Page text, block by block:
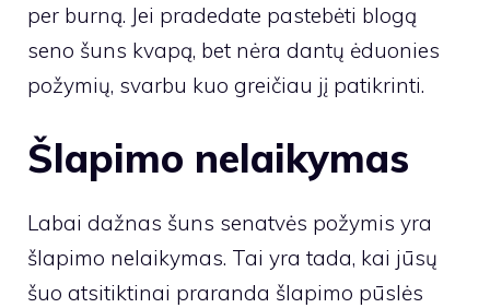
per burną. Jei pradedate pastebėti blogą
seno šuns kvapą, bet nėra dantų ėduonies
požymių, svarbu kuo greičiau jį patikrinti.
Šlapimo nelaikymas
Labai dažnas šuns senatvės požymis yra
šlapimo nelaikymas. Tai yra tada, kai jūsų
šuo atsitiktinai praranda šlapimo pūslės